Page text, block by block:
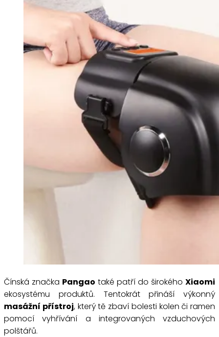
Čínská značka Pangao také patří do širokého Xiaomi
ekosystému produktů. Tentokrát přináší výkonný
masážní přístroj, který tě zbaví bolesti kolen či ramen
pomocí vyhřívání a integrovaných vzduchových
polštářů.